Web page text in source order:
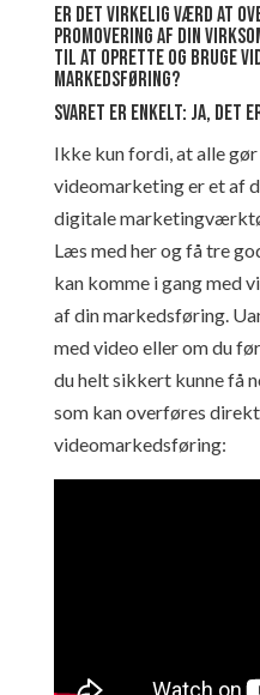
Er det virkelig værd at
promovering af din
til at oprette og bruge
markedsføring?
Svaret er enkelt: Ja, det
Ikke kun fordi, at alle
videomarketing er et af
digitale
Læs med her og få tre
kan komme i gang med
af din markedsføring.
med video eller om du
du helt sikkert kunne få
som kan overføres
videomarkedsføring: